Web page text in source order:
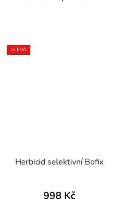
SLEVA
Herbicid selektivní Bofix
998 Kč